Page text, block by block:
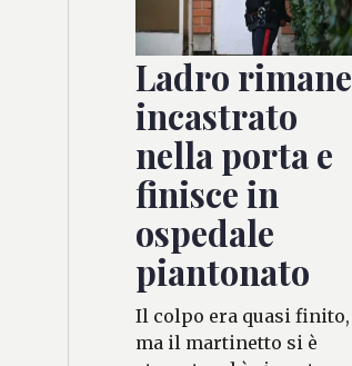
Ladro rimane
incastrato
nella porta e
finisce in
ospedale
piantonato
Il colpo era quasi finito,
ma il martinetto si è